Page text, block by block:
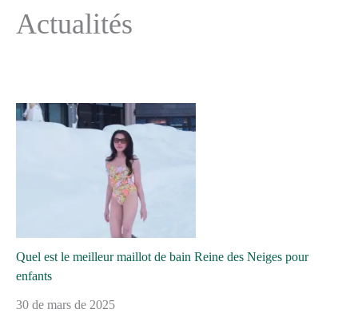
Actualités
Quel est le meilleur maillot de bain Reine des Neiges pour
enfants
30 de mars de 2025